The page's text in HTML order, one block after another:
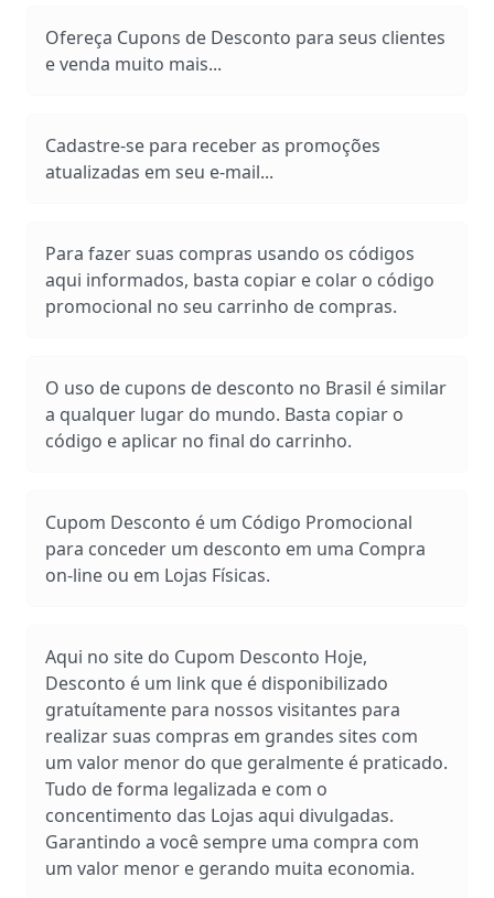
Ofereça Cupons de Desconto para seus clientes
e venda muito mais...
Cadastre-se para receber as promoções
atualizadas em seu e-mail...
Para fazer suas compras usando os códigos
aqui informados, basta copiar e colar o código
promocional no seu carrinho de compras.
O uso de cupons de desconto no Brasil é similar
a qualquer lugar do mundo. Basta copiar o
código e aplicar no final do carrinho.
Cupom Desconto é um Código Promocional
para conceder um desconto em uma Compra
on-line ou em Lojas Físicas.
Aqui no site do Cupom Desconto Hoje,
Desconto é um link que é disponibilizado
gratuítamente para nossos visitantes para
realizar suas compras em grandes sites com
um valor menor do que geralmente é praticado.
Tudo de forma legalizada e com o
concentimento das Lojas aqui divulgadas.
Garantindo a você sempre uma compra com
um valor menor e gerando muita economia.